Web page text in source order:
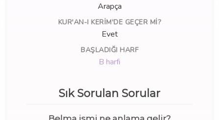
Arapça
KUR'AN-I KERIM'DE GEÇER MI?
Evet
BAŞLADIĞI HARF
B harfi
Sık Sorulan Sorular